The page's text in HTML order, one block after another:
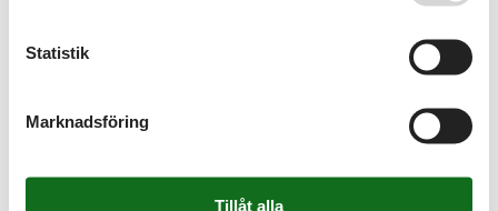
Bäddsoffor för en
Cd
Digital tv
Statistik
Marknadsföring